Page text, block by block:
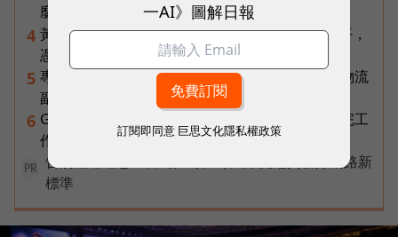
麼才是 5G 時代的好網路？
4 黃仁勳兆元宴永遠站最後一排！最低調的二代鄭平，
憑什麼讓台達電被市場重新定價？
5 專訪｜進貨沒變快，momo為何仍導入機器人？物流
副總揭比拚速度更棘手的缺工難題
6 Gemini Spark完整教學｜幫你讀Gmail、自動跑完工
作流程，3個超實用情境一次看
PR
告別極速迷思！台灣大哥大奪國際雙冠揭密好網路新
標準
一AI》圖解日報
訂閱即同意 巨思文化隱私權政策